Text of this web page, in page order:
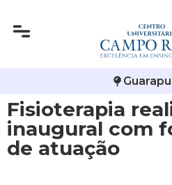
Fisioterapia
inaugural com
de atuação
Infraestrutura
Editais
Arquitetura e Urbanismo
Biomedicina
Ciências Contábeis
Vestibular de Inverno
Vestibular de Medicina
2ª Via de Boleto
Atestado de Matrícula
Atividades Complementares
Biblioteca
Avalie a Campo Real
Bolsas e Incentivos
CPA
COLAP